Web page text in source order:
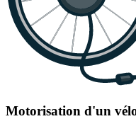
Motorisation d'un